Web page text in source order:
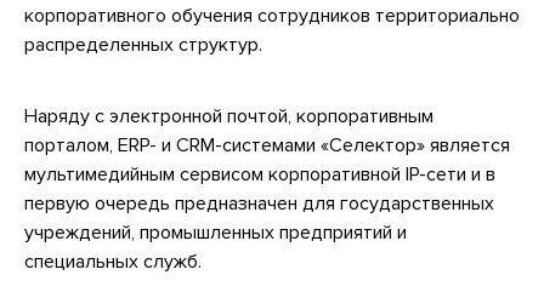
корпоративного обучения сотрудников территориально
распределенных структур.
Наряду с электронной почтой, корпоративным
порталом, ERP- и CRM-системами «Селектор» является
мультимедийным сервисом корпоративной IP-сети и в
первую очередь предназначен для государственных
учреждений, промышленных предприятий и
специальных служб.